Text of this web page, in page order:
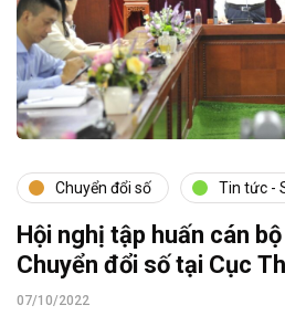
Chuyển đổi số Tin tức -
Hội nghị tập huấn cán
Chuyển đổi số tại Cục
07/10/2022
07/10/2022